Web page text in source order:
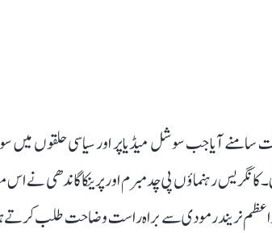
آیا جب سوشل میڈیا پر اور سیاسی حلقوں میں
کانگریس رہنماؤں پی چدمبرم اور پرینکا گاندھی نے
وزیراعظم نریندر مودی سے براہ راست وضاحت طلب